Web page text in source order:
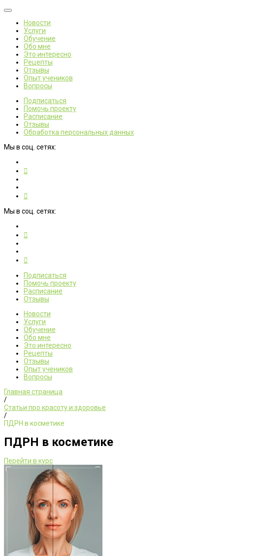
Новости
Услуги
Обучение
Обо мне
Это интересно
Рецепты
Отзывы
Опыт учеников
Вопросы
Подписаться
Помочь проекту
Расписание
Отзывы
Обработка персональных данных
Мы в соц. сетях:
Мы в соц. сетях:
Подписаться
Помочь проекту
Расписание
Отзывы
Новости
Услуги
Обучение
Обо мне
Это интересно
Рецепты
Отзывы
Опыт учеников
Вопросы
Главная страница
/
Статьи про красоту и здоровье
/
ПДРН в косметике
ПДРН в косметике
Перейти в курс